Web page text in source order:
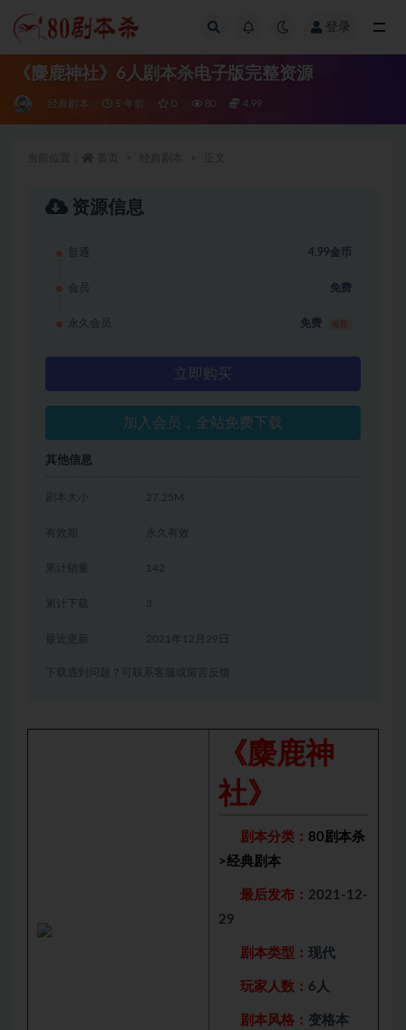
登录
《麋鹿神社》6人剧本杀电子版完整资源
经典剧本 5 年前 0 80 4.99
资源信息
普通 4.99金币
会员 免费
永久会员 免费
立即购买
加入会员，全站免费下载
其他信息
剧本大小 27.25M
有效期 永久有效
累计销量 142
累计下载 3
2021年12月29日
下载遇到问题？可联系客服或留言反馈
《麋鹿神
社》
剧本分类： 80剧本杀
>经典剧本
最后发布： 2021-12-
29
剧本类型： 现代
玩家人数： 6人
剧本风格： 变格本